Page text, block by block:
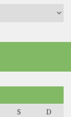
S
D